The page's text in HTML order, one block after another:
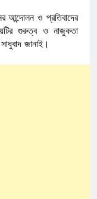
আন্দোলন ও প্রতিবাদের
গুরুত্ব ও নাজুকতা
জানাই।